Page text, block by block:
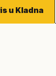
u Kladna